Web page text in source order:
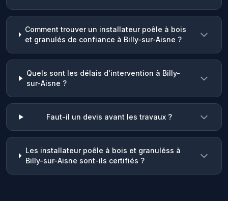
Comment trouver un installateur poêle à bois
et granulés de confiance à Billy-sur-Aisne ?
Quels sont les délais d'intervention à Billy-
sur-Aisne ?
Faut-il un devis avant les travaux ?
Les installateur poêle à bois et granuléss à
Billy-sur-Aisne sont-ils certifiés ?